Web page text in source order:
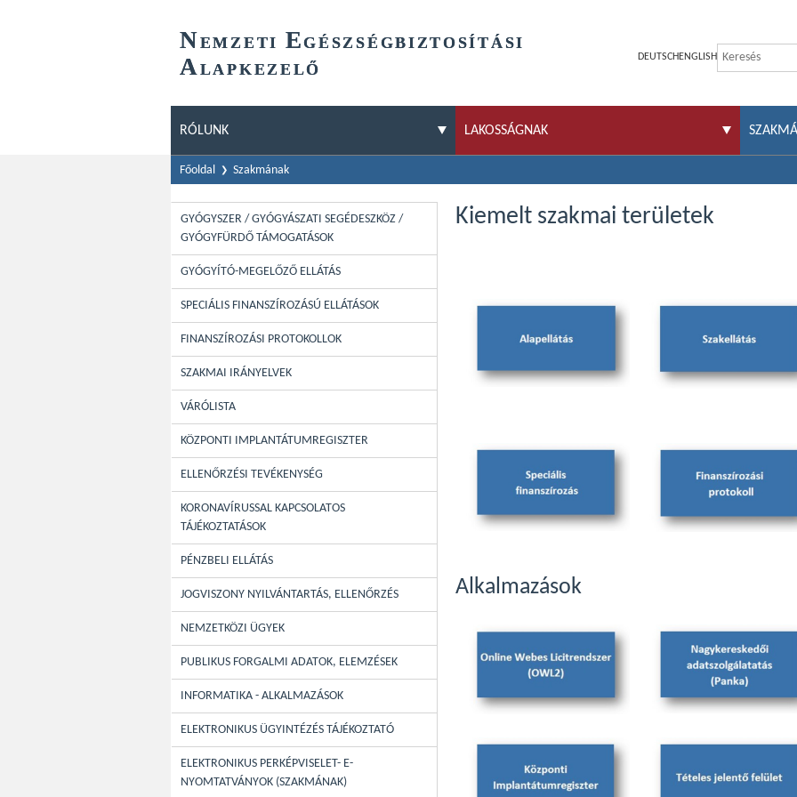
NEMZETI EGÉSZSÉGBIZTOSÍTÁSI
ALAPKEZELŐ
DEUTSCH ENGLISH
RÓLUNK LAKOSSÁGNAK
Főoldal Szakmának
GYÓGYSZER / GYÓGYÁSZATI SEGÉDESZKÖZ /
GYÓGYFÜRDŐ TÁMOGATÁSOK
GYÓGYÍTÓ-MEGELŐZŐ ELLÁTÁS
SPECIÁLIS FINANSZÍROZÁSÚ ELLÁTÁSOK
FINANSZÍROZÁSI PROTOKOLLOK
SZAKMAI IRÁNYELVEK
VÁRÓLISTA
KÖZPONTI IMPLANTÁTUMREGISZTER
ELLENŐRZÉSI TEVÉKENYSÉG
KORONAVÍRUSSAL KAPCSOLATOS
TÁJÉKOZTATÁSOK
PÉNZBELI ELLÁTÁS
JOGVISZONY NYILVÁNTARTÁS, ELLENŐRZÉS
NEMZETKÖZI ÜGYEK
PUBLIKUS FORGALMI ADATOK, ELEMZÉSEK
INFORMATIKA - ALKALMAZÁSOK
ELEKTRONIKUS ÜGYINTÉZÉS TÁJÉKOZTATÓ
ELEKTRONIKUS PERKÉPVISELET- E-
NYOMTATVÁNYOK (SZAKMÁNAK)
Kiemelt szakmai területek
Alkalmazások